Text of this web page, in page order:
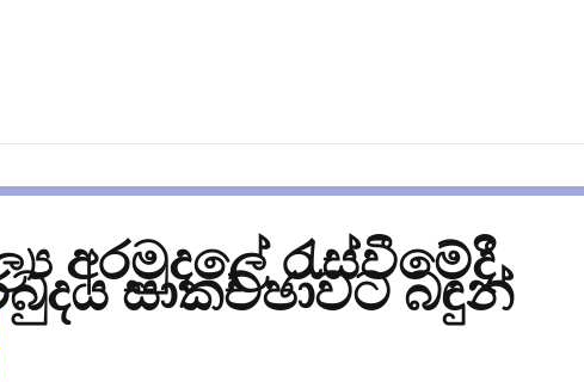
අරමුදලේ රැස්වීමේදී
සාකච්ඡාවට බඳුන්